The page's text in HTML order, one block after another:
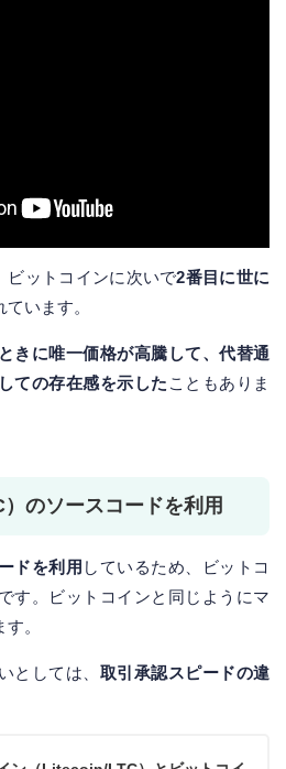
ビットコインに次いで2番目に世に
います。
きに唯一価格が高騰して、代替通
ての存在感を示した こともありま
のソースコードを利用
ドを利用 しているため、ビットコ
す。ビットコインと同じようにマ
。
としては、 取引承認スピードの違